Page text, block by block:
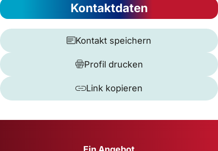
Kontaktdaten
Kontakt speichern
Profil drucken
Link kopieren